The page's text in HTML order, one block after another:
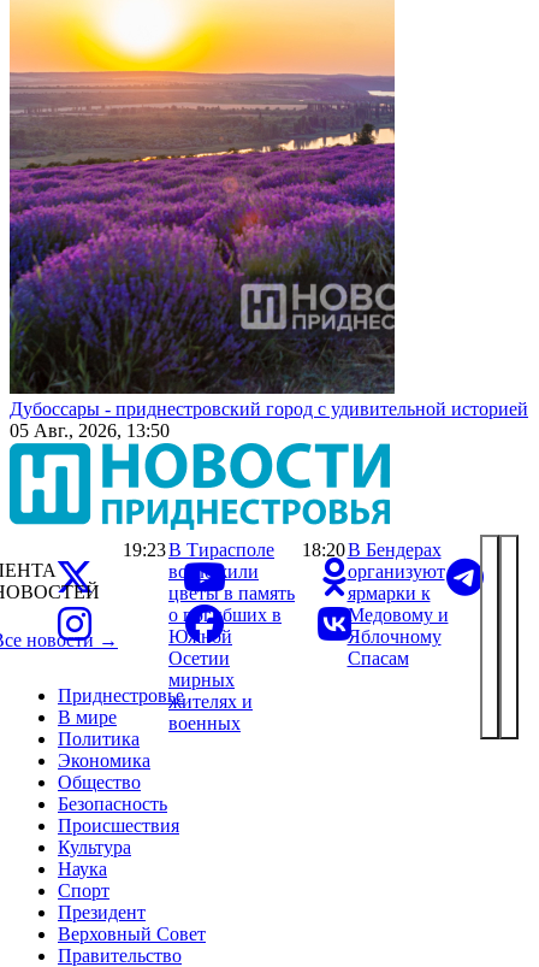
Дубоссары - приднестровский город с удивительной историей
05 Авг., 2026, 13:50
Приднестровье
В мире
Политика
Экономика
Общество
Безопасность
Происшествия
Культура
Наука
Спорт
Президент
Верховный Совет
Правительство
новости →
19:23В Тирасполе
возложили
цветы в память
о погибших в
Южной
Осетии
мирных
жителях и
военных
18:20В Бендерах
организуют
ярмарки к
Медовому и
Яблочному
Спасам